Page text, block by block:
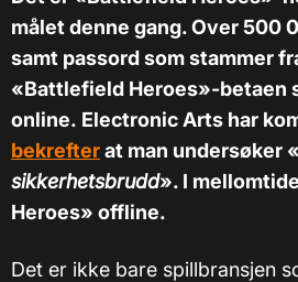
målet denne gang. Over 500
samt passord som stammer
«Battlefield Heroes»-betaen
online. Electronic Arts har
bekrefterat man undersøker «
sikkerhetsbrudd». I
Heroes» offline.
Det er ikke bare spillbransjen